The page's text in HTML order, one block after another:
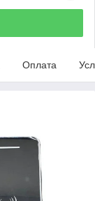
Оплата